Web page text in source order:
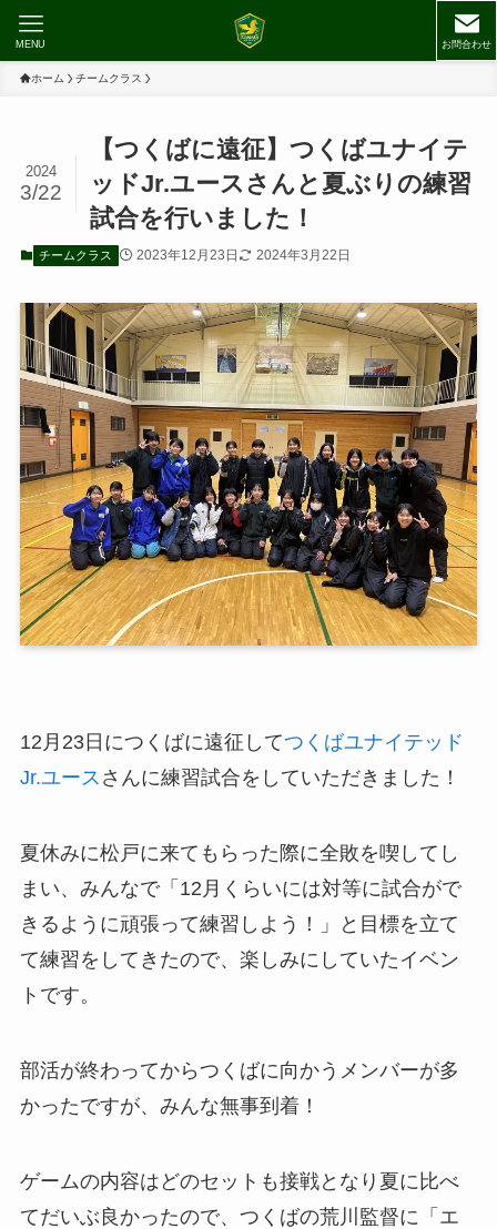
お問合わせ
MENU
ホーム チームクラス
【つくばに遠征】つくばユナイテ
ッドJr.ユースさんと夏ぶりの練習
試合を行いました！
2024
3/22
チームクラス 2023年12月23日 2024年3月22日
12月23日につくばに遠征してつくばユナイテッド
Jr.ユース さんに練習試合をしていただきました！
夏休みに松戸に来てもらった際に全敗を喫してし
まい、みんなで「12月くらいには対等に試合がで
きるように頑張って練習しよう！」と目標を立て
て練習をしてきたので、楽しみにしていたイベン
トです。
部活が終わってからつくばに向かうメンバーが多
かったですが、みんな無事到着！
ゲームの内容はどのセットも接戦となり夏に比べ
てだいぶ良かったので、つくばの荒川監督に「エ